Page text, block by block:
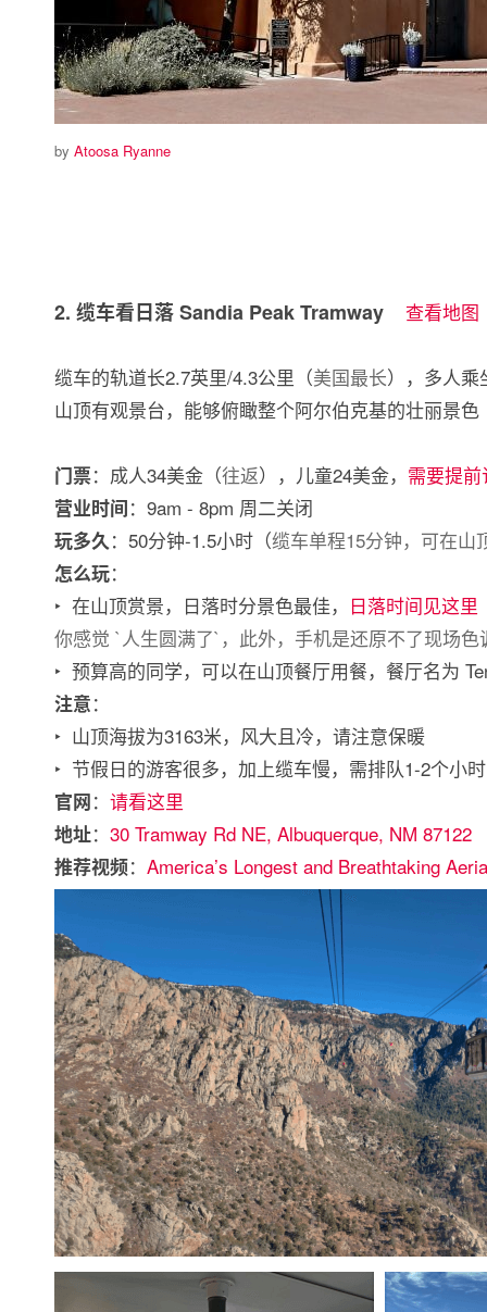
by Atoosa Ryanne
2. 缆车看日落 Sandia Peak Tramway 查看地图
缆车的轨道长2.7英里/4.3公里（美国最长），多人乘
山顶有观景台，能够俯瞰整个阿尔伯克基的壮丽景色
门票：成人34美金（往返），儿童24美金， 需要提
营业时间：9am - 8pm 周二关闭
玩多久：50分钟-1.5小时（缆车单程15分钟，可在山
怎么玩：
‣ 在山顶赏景，日落时分景色最佳， 日落时间见这里
你感觉 `人生圆满了`，此外，手机是还原不了现场
‣ 预算高的同学，可以在山顶餐厅用餐，餐厅名为
注意：
‣ 山顶海拔为3163米，风大且冷，请注意保暖
‣ 节假日的游客很多，加上缆车慢，需排队1-2个小
官网： 请看这里
地址： 30 Tramway Rd NE, Albuquerque, NM 87122
推荐视频： America’s Longest and Breathtaking